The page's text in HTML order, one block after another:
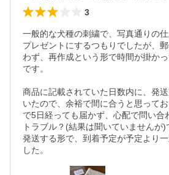
3
一般的な犬種の刺繍で、写真通りの仕
プレゼントにするつもりでしたが、
わず、再作成という形で時間が掛か
です。
商品に記載されていた日数内に、発
いたので、余裕で間に合うと思って
で5日経っても届かず、心配で問い合
トラブル？(結果は聞いていませんが
発送する形で、到着予定が予定より
した。